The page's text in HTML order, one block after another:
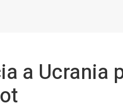
a Ucrania